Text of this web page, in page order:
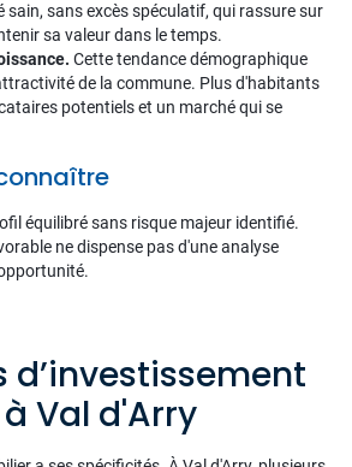
sans excès spéculatif, qui rassure sur
sa valeur dans le temps.
Cette tendance démographique
de la commune. Plus d'habitants
potentiels et un marché qui se
équilibré sans risque majeur identifié.
ne dispense pas d'une analyse
d’investissement
Val d'Arry